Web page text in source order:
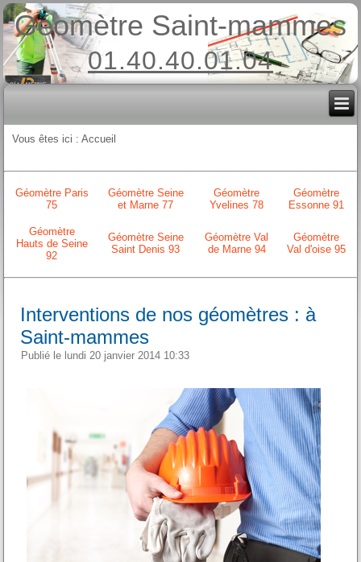
Géomètre Saint-mammes
01.40.40.01.04
Vous êtes ici :Accueil
Géomètre Paris
75
Géomètre Seine
et Marne 77
Géomètre
Yvelines 78
Géomètre
Essonne 91
Géomètre
Hauts de Seine
92
Géomètre Seine
Saint Denis 93
Géomètre Val
de Marne 94
Géomètre
Val d'oise 95
Interventions de nos géomètres : à
Saint-mammes
Publié le lundi 20 janvier 2014 10:33